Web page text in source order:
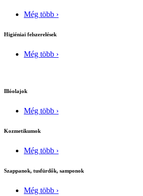
Még több ›
Higiéniai felszerelések
Még több ›
Illóolajok
Még több ›
Kozmetikumok
Még több ›
Szappanok, tusfürdők, samponok
Még több ›